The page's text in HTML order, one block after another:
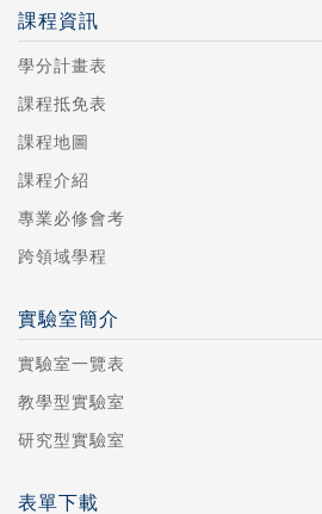
課程資訊
學分計畫表
課程抵免表
課程地圖
課程介紹
專業必修會考
跨領域學程
實驗室簡介
實驗室一覽表
教學型實驗室
研究型實驗室
表單下載